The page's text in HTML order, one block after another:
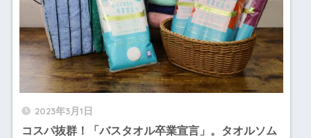
2023年3月1日
コスパ抜群！「バスタオル卒業宣言」。タオルソム